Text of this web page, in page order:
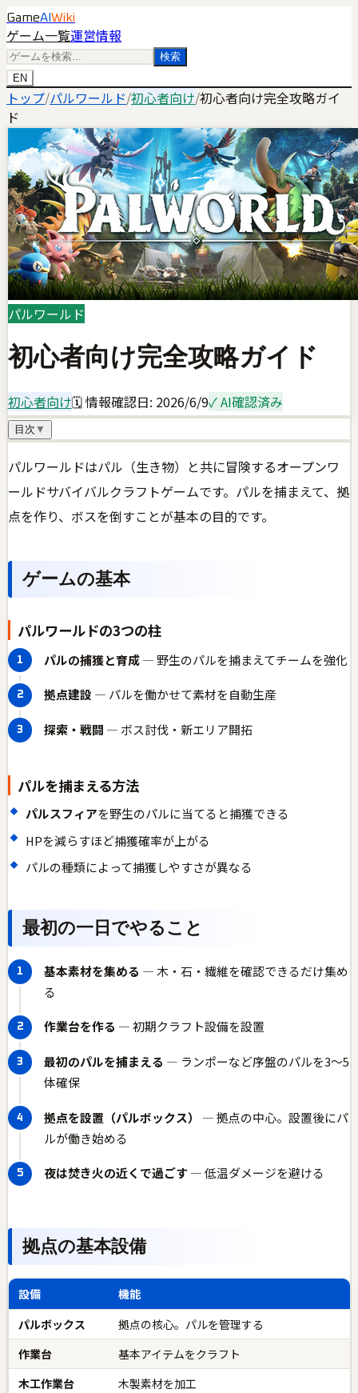
GameAI Wiki
ゲーム一覧運営情報
検索
EN
トップ/パルワールド/初心者向け/初心者向け完全攻略ガイ
ド
パルワールド
初心者向け完全攻略ガイド
初心者向け🗓 情報確認日: 2026/6/9✓ AI確認済み
目次 ▼
パルワールドはパル（生き物）と共に冒険するオープンワ
ールドサバイバルクラフトゲームです。パルを捕まえて、拠
点を作り、ボスを倒すことが基本の目的です。
ゲームの基本
パルワールドの3つの柱
パルの捕獲と育成— 野生のパルを捕まえてチームを強化
拠点建設 — パルを働かせて素材を自動生産
探索・戦闘 — ボス討伐・新エリア開拓
パルを捕まえる方法
パルスフィアを野生のパルに当てると捕獲できる
HPを減らすほど捕獲確率が上がる
パルの種類によって捕獲しやすさが異なる
最初の一日でやること
基本素材を集める — 木・石・繊維を確認できるだけ集め
る
作業台を作る — 初期クラフト設備を設置
最初のパルを捕まえる — ランポーなど序盤のパルを3〜5
体確保
拠点を設置（パルボックス）
— 拠点の中心。設置後にパ
ルが働き始める
夜は焚き火の近くで過ごす— 低温ダメージを避ける
拠点の基本設備
設備
機能
パルボックス
拠点の核心。パルを管理する
作業台
基本アイテムをクラフト
木工作業台
木製素材を加工